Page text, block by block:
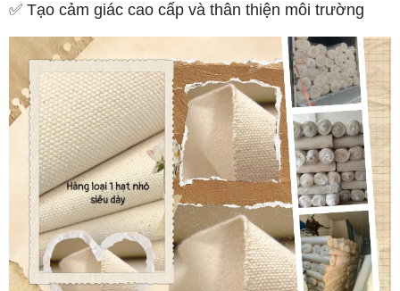
✅ Tạo cảm giác cao cấp và thân thiện môi trường